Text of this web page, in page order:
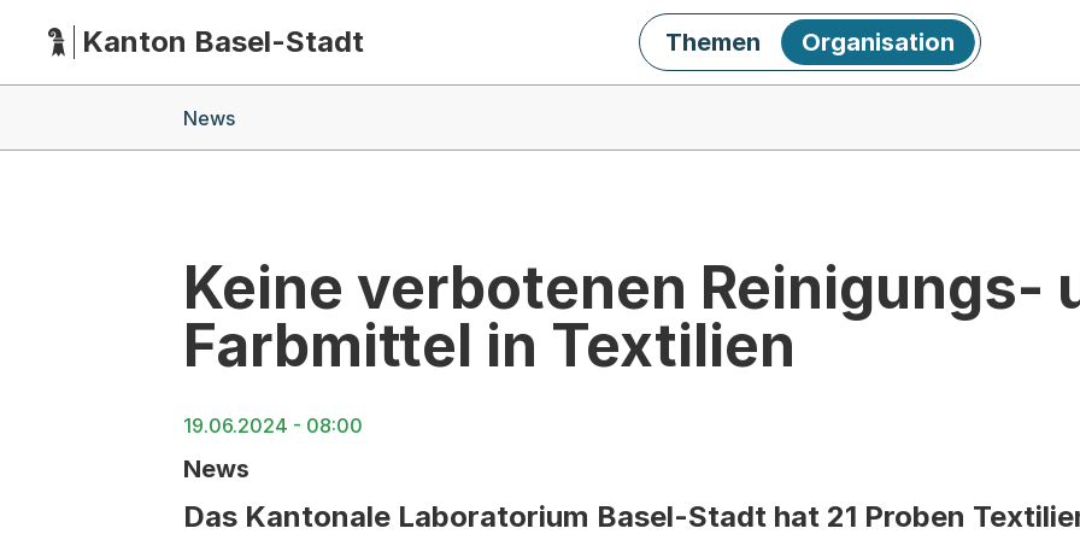
HauptnavigationKanton Basel-Stadt Themen Organisation
News
Keine verbotenen Reinigungs-
Farbmittel in Textilien
19.06.2024 - 08:00
News
Das Kantonale Laboratorium Basel-Stadt hat 21 Proben